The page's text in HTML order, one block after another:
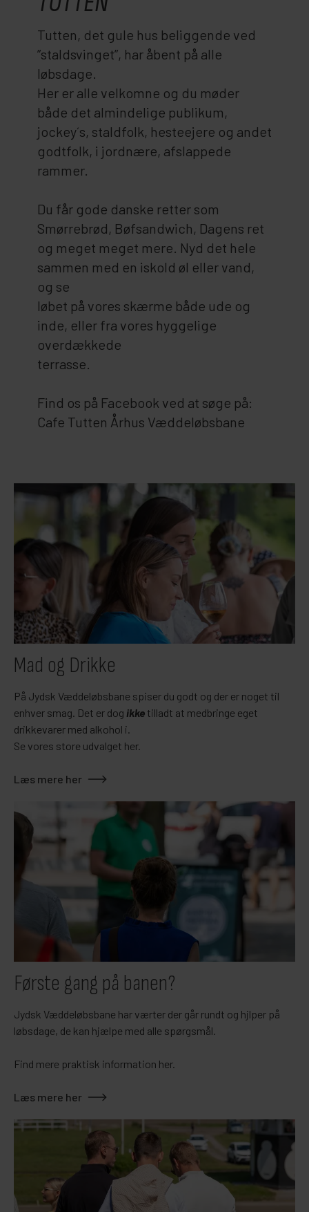
Tutten, det gule hus beliggende ved
”staldsvinget”, har åbent på alle
løbsdage.
Her er alle velkomne og du møder
både det almindelige publikum,
jockey´s, staldfolk, hesteejere og andet
godtfolk, i jordnære, afslappede
rammer.
Du får gode danske retter som
Smørrebrød, Bøfsandwich, Dagens ret
og meget meget mere. Nyd det hele
sammen med en iskold øl eller vand,
og se
løbet på vores skærme både ude og
inde, eller fra vores hyggelige
overdækkede
terrasse.
Find os på Facebook ved at søge på:
Cafe Tutten Århus Væddeløbsbane
Mad og Drikke
På Jydsk Væddeløbsbane spiser du godt og der er noget til
enhver smag. Det er dog ikke tilladt at medbringe eget
drikkevarer med alkohol i.
Se vores store udvalget her.
Læs mere her
Første gang på banen?
Jydsk Væddeløbsbane har værter der går rundt og hjlper på
løbsdage, de kan hjælpe med alle spørgsmål.
Find mere praktisk information her.
Læs mere her